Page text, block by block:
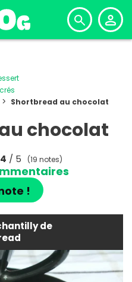
Shortbread au chocolat
chocolat
/ 5 (19 notes)
!
de